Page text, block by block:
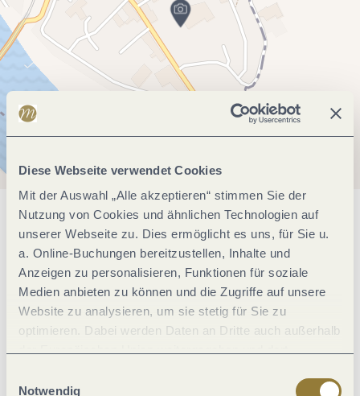
Diese Webseite verwendet Cookies
Mit der Auswahl „Alle akzeptieren“ stimmen Sie der
Nutzung von Cookies und ähnlichen Technologien auf
unserer Webseite zu. Dies ermöglicht es uns, für Sie u.
a. Online-Buchungen bereitzustellen, Inhalte und
Anzeigen zu personalisieren, Funktionen für soziale
Medien anbieten zu können und die Zugriffe auf unsere
Website zu analysieren, um sie stetig für Sie zu
optimieren. Dabei werden Daten an Dritte auch außerhalb
jederzeit widerrufen werden. Mit der Auswahl "Alle
Notwendig
Allgemeine Informationen
Öffnungszeiten